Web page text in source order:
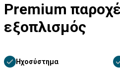
Premium
εξοπλισμός
Ηχοσύστημα